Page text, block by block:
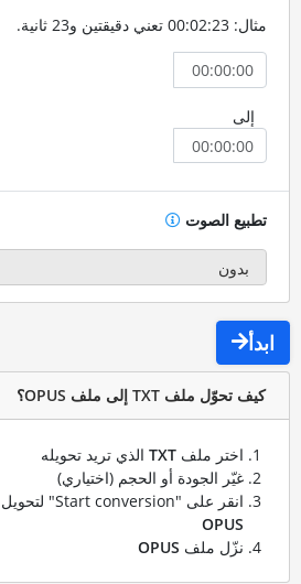
مثال: 00:02:23 تعني دقيقتين و23 ثانية.
إلى
تطبيع الصوت
ابدأ
كيف تحوّل ملف TXT إلى ملف OPUS؟
اختر ملف TXTالذي تريد تحويله
غيّر الجودة أو الحجم (اختياري)
انقر على "Start conversion" لتحويل ملفك من
OPUS
نزّل ملف OPUS